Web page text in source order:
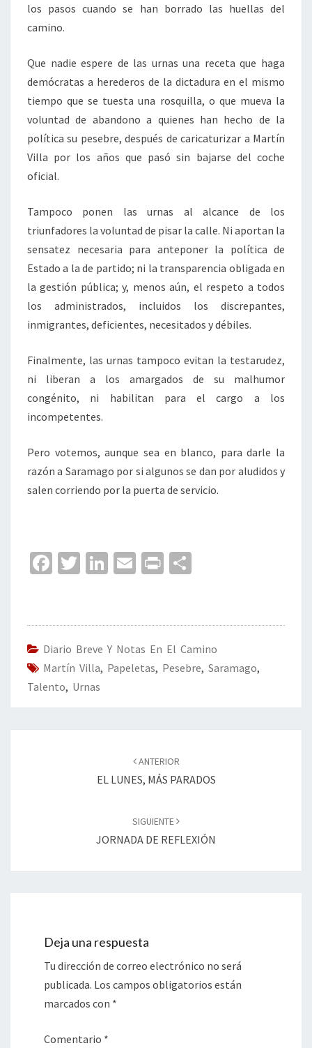
los pasos cuando se han borrado las huellas del
camino.
Que nadie espere de las urnas una receta que haga
demócratas a herederos de la dictadura en el mismo
tiempo que se tuesta una rosquilla, o que mueva la
voluntad de abandono a quienes han hecho de la
política su pesebre, después de caricaturizar a Martín
Villa por los años que pasó sin bajarse del coche
oficial.
Tampoco ponen las urnas al alcance de los
triunfadores la voluntad de pisar la calle. Ni aportan la
sensatez necesaria para anteponer la política de
Estado a la de partido; ni la transparencia obligada en
la gestión pública; y, menos aún, el respeto a todos
los administrados, incluidos los discrepantes,
inmigrantes, deficientes, necesitados y débiles.
Finalmente, las urnas tampoco evitan la testarudez,
ni liberan a los amargados de su malhumor
congénito, ni habilitan para el cargo a los
incompetentes.
Pero votemos, aunque sea en blanco, para darle la
razón a Saramago por si algunos se dan por aludidos y
salen corriendo por la puerta de servicio.
Fa
o
o
k
T
er
Li
dI
n
E
l
Pr
p
ar
tir
Diario Breve Y Notas En El Camino
Martín Villa, Papeletas, Pesebre, Saramago,
Talento, Urnas
ANTERIOR
EL LUNES, MÁS PARADOS
SIGUIENTE
JORNADA DE REFLEXIÓN
Deja una respuesta
Tu dirección de correo electrónico no será
publicada. Los campos obligatorios están
marcados con *
Comentario *